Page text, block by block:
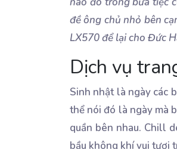
đề ông chủ nhỏ bên
LX570 để lại cho Đức
Dịch vụ
Sinh nhật là ngày các
thể nói đó là ngày mà
quần bên nhau. Chill
bầu không khí vui tươi